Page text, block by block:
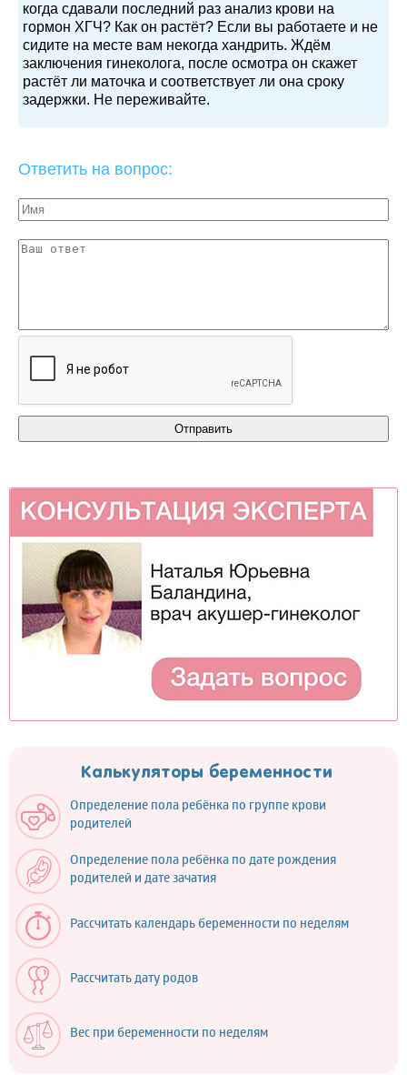
когда сдавали последний раз анализ крови на
гормон ХГЧ? Как он растёт? Если вы работаете и не
сидите на месте вам некогда хандрить. Ждём
заключения гинеколога, после осмотра он скажет
растёт ли маточка и соответствует ли она сроку
задержки. Не переживайте.
Ответить на вопрос:
Калькуляторы беременности
Определение пола ребёнка по группе крови
родителей
Определение пола ребёнка по дате рождения
родителей и дате зачатия
Рассчитать календарь беременности по неделям
Рассчитать дату родов
Вес при беременности по неделям